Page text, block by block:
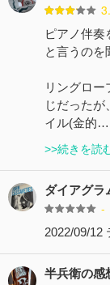
ピアノ伴奏
と言うのを
リングロ
じだった
イル(金的…
>>続きを読
ダイアグラ
-
2022/09/12
半兵衛の感